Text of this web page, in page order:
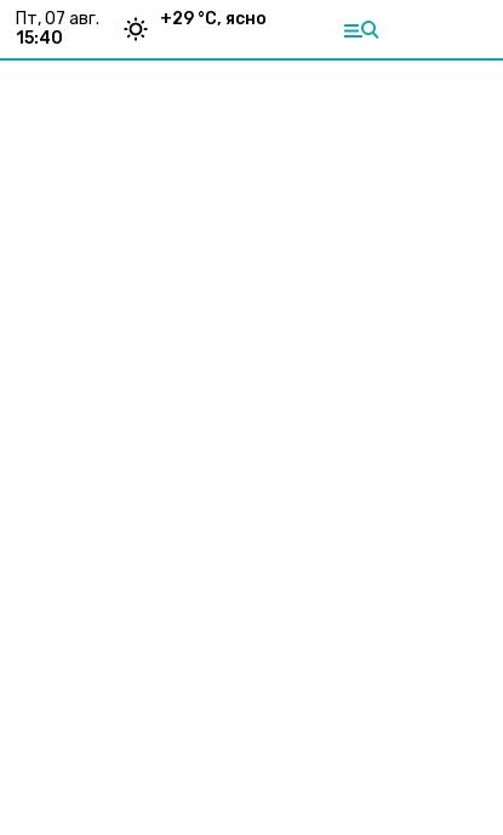
пт, 07 авг.
15:40
+29 °С, ясно